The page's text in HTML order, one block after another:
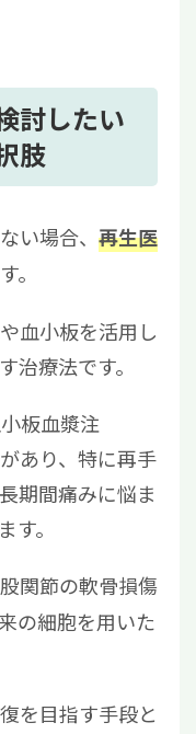
討したい
肢
い場合、 再生医
。
血小板を活用し
治療法です。
板血漿注
あり、特に再手
期間痛みに悩ま
す。
関節の軟骨損傷
の細胞を用いた
を目指す手段と